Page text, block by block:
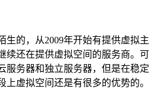
生的，从2009年开始有提供虚拟主
续还在提供虚拟空间的服务商。可
服务器和独立服务器，但是在稳定
上虚拟空间还是有很多的优势的。